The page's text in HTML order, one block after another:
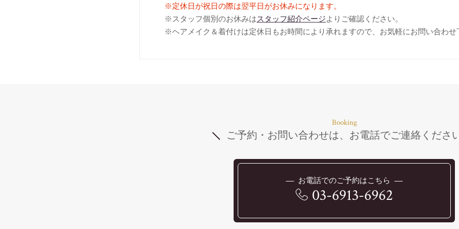
※定休日が祝日の際は翌平日がお休みになります。
※スタッフ個別のお休みはスタッフ紹介ページよりご確認ください。
※ヘアメイク＆着付けは定休日もお時間により承れますので、お気軽にお問い合わ
Booking
ご予約・お問い合わせは、 お電話でご連絡くださ
お電話でのご予約はこちら
03-6913-6962